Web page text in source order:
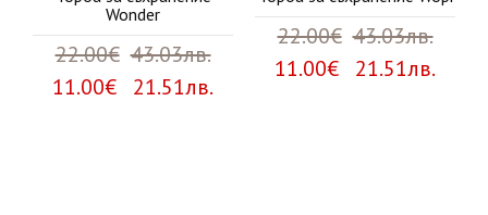
Wonder
22.00€ 43.03лв.
11.00€ 21.51лв.
22.00€ 43.03лв.
11.00€ 21.51лв.